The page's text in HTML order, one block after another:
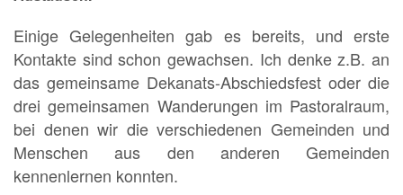
Einige Gelegenheiten gab es bereits, und erste
Kontakte sind schon gewachsen. Ich denke z.B. an
das gemeinsame Dekanats-Abschiedsfest oder die
drei gemeinsamen Wanderungen im Pastoralraum,
bei denen wir die verschiedenen Gemeinden und
Menschen aus den anderen Gemeinden
kennenlernen konnten.